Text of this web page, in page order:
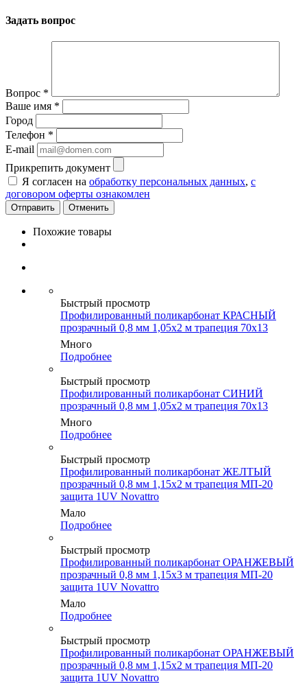
Задать вопрос
Вопрос *
Ваше имя *
Город
Телефон *
E-mail
Прикрепить документ
Я согласен на обработку персональных данных, с
договором оферты ознакомлен
Отменить
Похожие товары
Быстрый просмотр
Профилированный поликарбонат КРАСНЫЙ
прозрачный 0,8 мм 1,05х2 м трапеция 70х13
Много
Подробнее
Быстрый просмотр
Профилированный поликарбонат СИНИЙ
прозрачный 0,8 мм 1,05х2 м трапеция 70х13
Много
Подробнее
Быстрый просмотр
Профилированный поликарбонат ЖЕЛТЫЙ
прозрачный 0,8 мм 1,15х2 м трапеция МП-20
защита 1UV Novattro
Мало
Подробнее
Быстрый просмотр
Профилированный поликарбонат ОРАНЖЕВЫЙ
прозрачный 0,8 мм 1,15х3 м трапеция МП-20
защита 1UV Novattro
Мало
Подробнее
Быстрый просмотр
Профилированный поликарбонат ОРАНЖЕВЫЙ
прозрачный 0,8 мм 1,15х2 м трапеция МП-20
защита 1UV Novattro